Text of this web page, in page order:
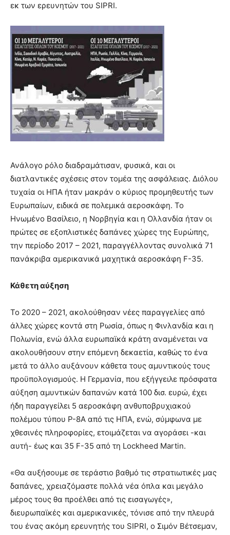
εκ των ερευνητών του SIPRI.
Ανάλογο ρόλο διαδραμάτισαν, φυσικά, και οι
διατλαντικές σχέσεις στον τομέα της ασφάλειας. Διόλου
τυχαία οι ΗΠΑ ήταν μακράν ο κύριος προμηθευτής των
Ευρωπαίων, ειδικά σε πολεμικά αεροσκάφη. Το
Ηνωμένο Βασίλειο, η Νορβηγία και η Ολλανδία ήταν οι
πρώτες σε εξοπλιστικές δαπάνες χώρες της Ευρώπης,
την περίοδο 2017 – 2021, παραγγέλλοντας συνολικά 71
πανάκριβα αμερικανικά μαχητικά αεροσκάφη F-35.
Κάθετη αύξηση
Το 2020 – 2021, ακολούθησαν νέες παραγγελίες από
άλλες χώρες κοντά στη Ρωσία, όπως η Φινλανδία και η
Πολωνία, ενώ άλλα ευρωπαϊκά κράτη αναμένεται να
ακολουθήσουν στην επόμενη δεκαετία, καθώς το ένα
μετά το άλλο αυξάνουν κάθετα τους αμυντικούς τους
προϋπολογισμούς. Η Γερμανία, που εξήγγειλε πρόσφατα
αύξηση αμυντικών δαπανών κατά 100 δισ. ευρώ, έχει
ήδη παραγγείλει 5 αεροσκάφη ανθυποβρυχιακού
πολέμου τύπου P-8A από τις ΗΠΑ, ενώ, σύμφωνα με
χθεσινές πληροφορίες, ετοιμάζεται να αγοράσει -και
αυτή- έως και 35 F-35 από τη Lockheed Martin.
«Θα αυξήσουμε σε τεράστιο βαθμό τις στρατιωτικές μας
δαπάνες, χρειαζόμαστε πολλά νέα όπλα και μεγάλο
μέρος τους θα προέλθει από τις εισαγωγές»,
διευρωπαϊκές και αμερικανικές, τόνισε από την πλευρά
του ένας ακόμη ερευνητής του SIPRΙ, ο Σιμόν Βέτσεμαν,